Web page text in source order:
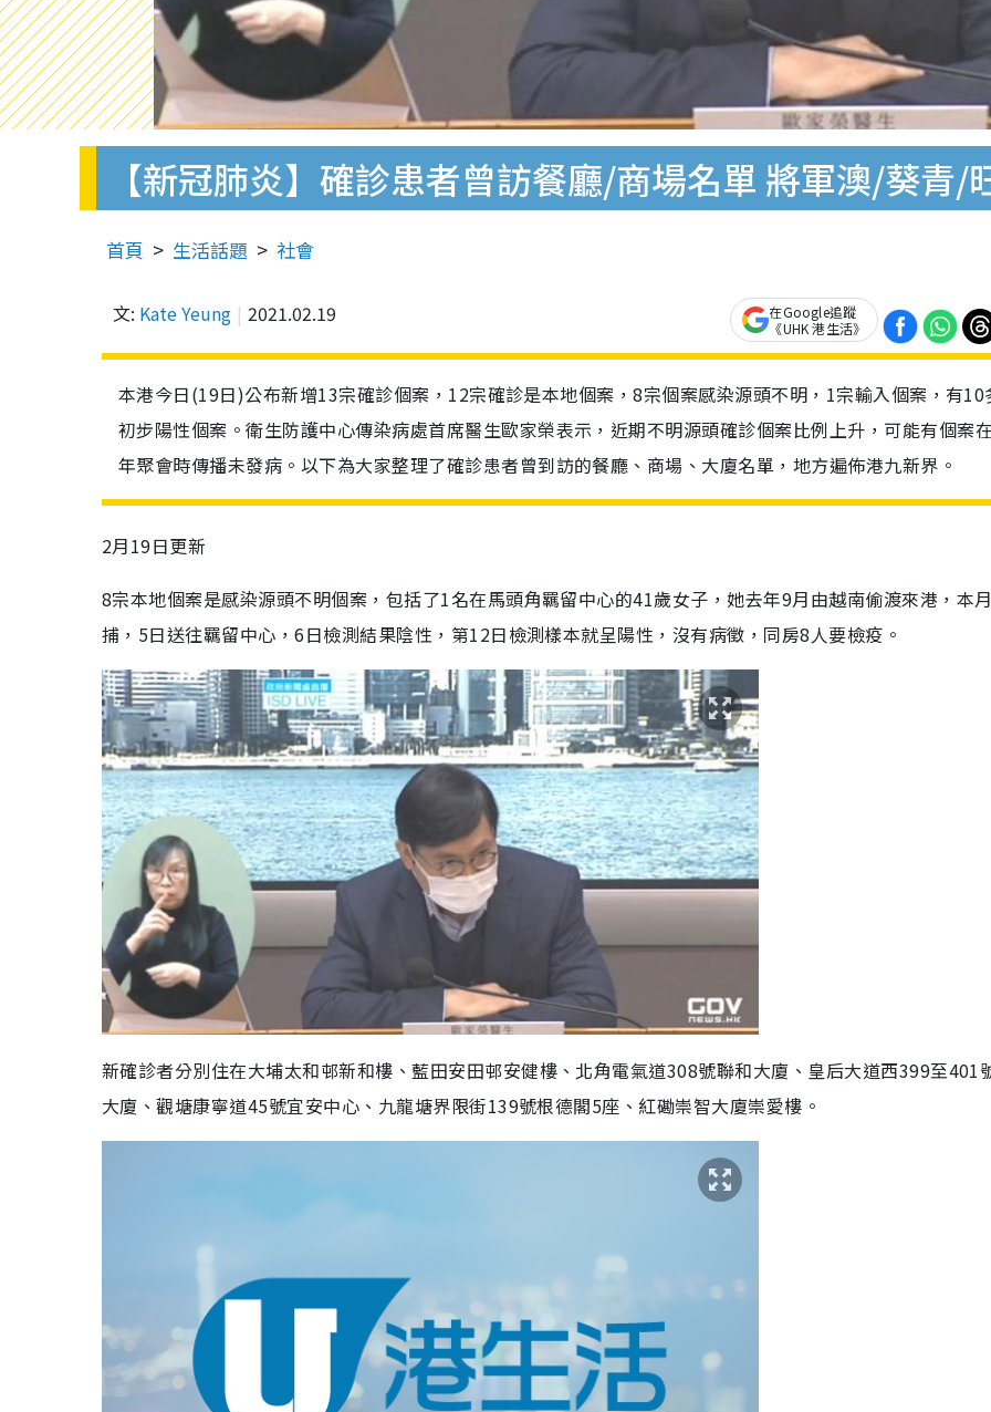
【新冠肺炎】確診患者曾訪餐廳/商場名單 將軍澳/葵青
首頁 生活話題 社會
文: Kate Yeung 2021.02.19
在Google追蹤
《UHK 港生活》
本港今日(19日)公布新增13宗確診個案，12宗確診是本地個案，8宗個案感染源頭不明，1宗輸入個案，有10
初步陽性個案。衛生防護中心傳染病處首席醫生歐家榮表示，近期不明源頭確診個案比例上升，可能有個案
年聚會時傳播未發病。以下為大家整理了確診患者曾到訪的餐廳、商場、大廈名單，地方遍佈港九新界。
2月19日更新
8宗本地個案是感染源頭不明個案，包括了1名在馬頭角羈留中心的41歲女子，她去年9月由越南偷渡來港，本
捕，5日送往羈留中心，6日檢測結果陰性，第12日檢測樣本就呈陽性，沒有病徵，同房8人要檢疫。
新確診者分別住在大埔太和邨新和樓、藍田安田邨安健樓、北角電氣道308號聯和大廈、皇后大道西399至401
大廈、觀塘康寧道45號宜安中心、九龍塘界限街139號根德閣5座、紅磡崇智大廈崇愛樓。